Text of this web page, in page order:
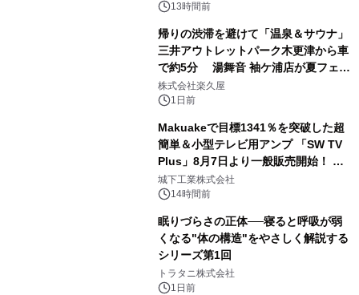
ボグッズも発売決定！
13時間前
帰りの渋滞を避けて「温泉＆サウナ」
三井アウトレットパーク木更津から車
で約5分 湯舞音 袖ケ浦店が夏フェア
メニューを提供
株式会社楽久屋
1日前
Makuakeで目標1341％を突破した超
簡単＆小型テレビ用アンプ 「SW TV
Plus」8月7日より一般販売開始！ ケ
ーブル1本つなぐだけ、テレビの音が
ぐっと豊かに
城下工業株式会社
14時間前
眠りづらさの正体──寝ると呼吸が弱
くなる"体の構造"をやさしく解説する
シリーズ第1回
トラタニ株式会社
1日前